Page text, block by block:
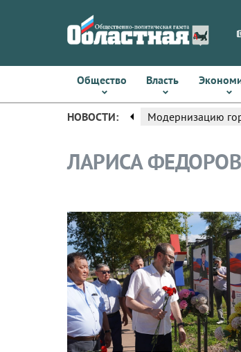
Общество Власть
НОВОСТИ: arrow_left Модернизацию
ЛАРИСА
Общество